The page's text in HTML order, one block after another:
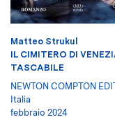
Matteo Strukul
IL CIMITERO DI
TASCABILE
NEWTON COMPTON
Italia
febbraio 2024